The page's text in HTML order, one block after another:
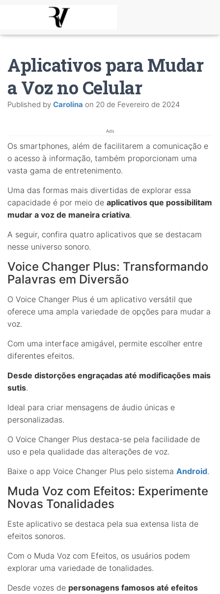
Aplicativos para Mudar
a Voz no Celular
Published by Carolina on 20 de Fevereiro de 2024
Ads
Os smartphones, além de facilitarem a comunicação e
o acesso à informação, também proporcionam uma
vasta gama de entretenimento.
Uma das formas mais divertidas de explorar essa
capacidade é por meio de aplicativos que possibilitam
mudar a voz de maneira criativa.
A seguir, confira quatro aplicativos que se destacam
nesse universo sonoro.
Voice Changer Plus: Transformando
Palavras em Diversão
O Voice Changer Plus é um aplicativo versátil que
oferece uma ampla variedade de opções para mudar a
voz.
Com uma interface amigável, permite escolher entre
diferentes efeitos.
Desde distorções engraçadas até modificações mais
sutis.
Ideal para criar mensagens de áudio únicas e
personalizadas.
O Voice Changer Plus destaca-se pela facilidade de
uso e pela qualidade das alterações de voz.
Baixe o app Voice Changer Plus pelo sistema Android.
Muda Voz com Efeitos: Experimente
Novas Tonalidades
Este aplicativo se destaca pela sua extensa lista de
efeitos sonoros.
Com o Muda Voz com Efeitos, os usuários podem
explorar uma variedade de tonalidades.
Desde vozes de personagens famosos até efeitos